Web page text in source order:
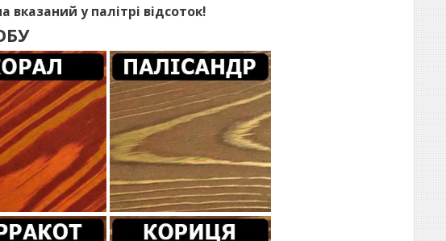
вказаний у палітрі відсоток!